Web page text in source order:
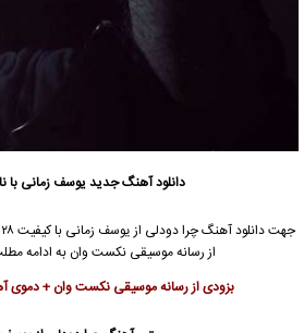
دانلود آهنگ جدیدیوسف زمانی با
جهت دانلود آهنگ چرا دودلی از یوسف زمانی
از رسانه موسیقی نکست وان به ادامه
بزودی از رسانه موسیقی نکست وان + دموی